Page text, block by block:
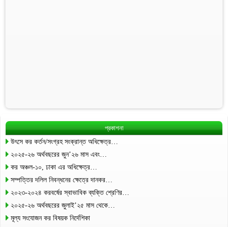
প্রকাশনা
উৎসে কর কর্তন/সংগ্রহ সংক্রান্ত অধিক্ষেত্র…
২০২৫-২৬ অর্থবছরের জুন’২৬ মাস এবং…
কর অঞ্চল-১০, ঢাকা এর অধিক্ষেত্র…
সম্পত্তির দলিল নিবন্ধনের ক্ষেত্রে দানকর…
২০২৩-২০২৪ করবর্ষের স্বাভাবিক ব্যক্তি শ্রেণির…
২০২৫-২৬ অর্থবছরের জুলাই’২৫ মাস থেকে…
মূল্য সংযোজন কর বিষয়ক নির্দেশিকা